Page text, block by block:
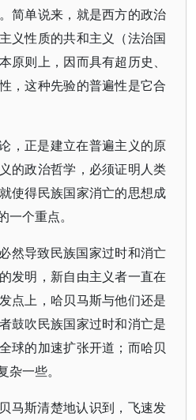
简单说来，就是西方的政治
义性质的共和主义（法治国
原则上，因而具有超历史、
，这种先验的普遍性是它合
，正是建立在普遍主义的原
的政治哲学，必须证明人类
使得民族国家消亡的思想成
一个重点。
然导致民族国家过时和消亡
发明，新自由主义者一直在
点上，哈贝马斯与他们还是
鼓吹民族国家过时和消亡是
球的加速扩张开道；而哈贝
杂一些。
马斯清楚地认识到，飞速发